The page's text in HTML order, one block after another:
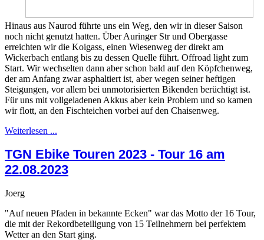
Hinaus aus Naurod führte uns ein Weg, den wir in dieser Saison
noch nicht genutzt hatten. Über Auringer Str und Obergasse
erreichten wir die Koigass, einen Wiesenweg der direkt am
Wickerbach entlang bis zu dessen Quelle führt. Offroad light zum
Start. Wir wechselten dann aber schon bald auf den Köpfchenweg,
der am Anfang zwar asphaltiert ist, aber wegen seiner heftigen
Steigungen, vor allem bei unmotorisierten Bikenden berüchtigt ist.
Für uns mit vollgeladenen Akkus aber kein Problem und so kamen
wir flott, an den Fischteichen vorbei auf den Chaisenweg.
Weiterlesen ...
TGN Ebike Touren 2023 - Tour 16 am
22.08.2023
Joerg
"Auf neuen Pfaden in bekannte Ecken" war das Motto der 16 Tour,
die mit der Rekordbeteiligung von 15 Teilnehmern bei perfektem
Wetter an den Start ging.